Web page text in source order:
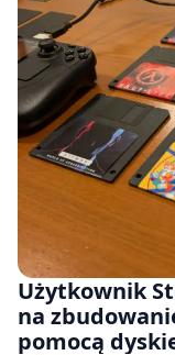
Użytkownik
na
pomocą